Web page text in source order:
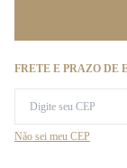
FRETE E PRAZO DE
Não sei meu CEP